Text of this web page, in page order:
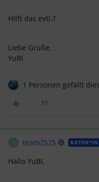
Hilft das evtl.?
Liebe Grüße,
YuBl
1 Personen gefällt dies
team2525 AUTOR*IN
Hallo YuBI,